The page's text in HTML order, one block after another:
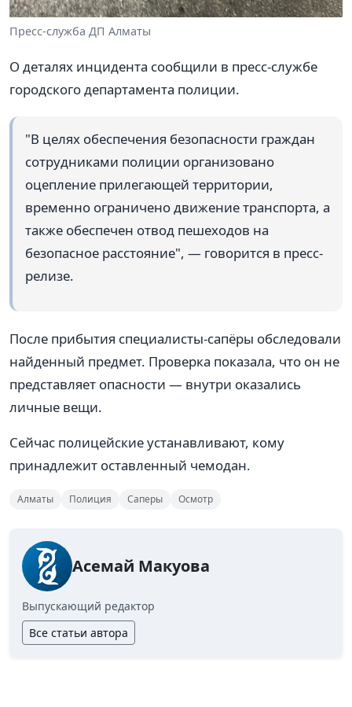
Пресс-служба ДП Алматы
О деталях инцидента сообщили в пресс-службе
городского департамента полиции.
"В целях обеспечения безопасности граждан
сотрудниками полиции организовано
оцепление прилегающей территории,
временно ограничено движение транспорта, а
также обеспечен отвод пешеходов на
безопасное расстояние", — говорится в пресс-
релизе.
После прибытия специалисты-сапёры обследовали
найденный предмет. Проверка показала, что он не
представляет опасности — внутри оказались
личные вещи.
Сейчас полицейские устанавливают, кому
принадлежит оставленный чемодан.
Алматы Полиция Саперы Осмотр
Асемай Макуова
Выпускающий редактор
Все статьи автора